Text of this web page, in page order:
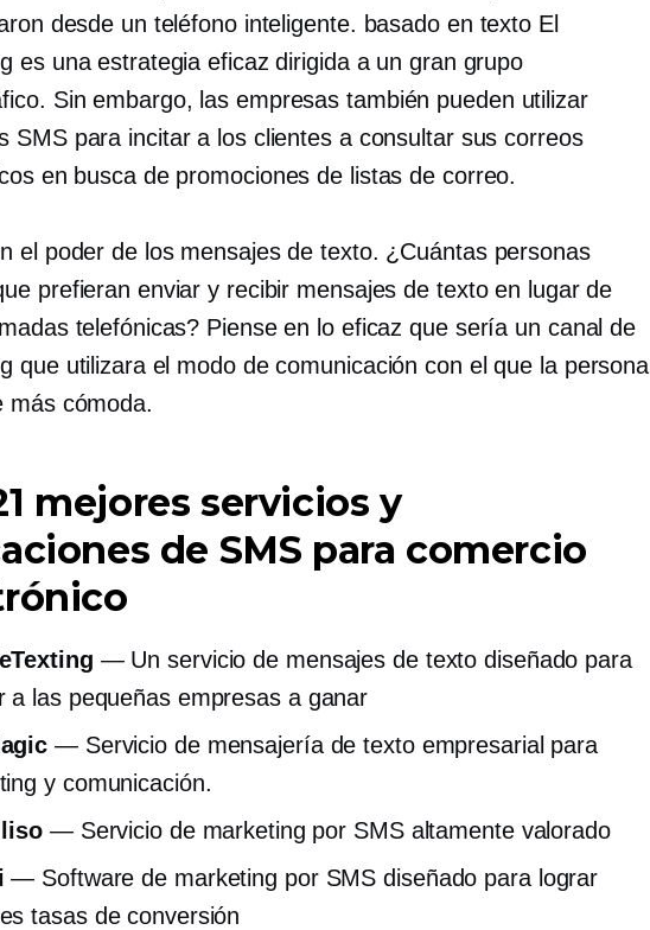
desde un teléfono inteligente. basado en texto El
es una estrategia eficaz dirigida a un gran grupo
Sin embargo, las empresas también pueden utilizar
SMS para incitar a los clientes a consultar sus correos
en busca de promociones de listas de correo.
el poder de los mensajes de texto. ¿Cuántas personas
prefieran enviar y recibir mensajes de texto en lugar de
telefónicas? Piense en lo eficaz que sería un canal de
que utilizara el modo de comunicación con el que la persona
más cómoda.
mejores servicios y
de SMS para comercio
— Un servicio de mensajes de texto diseñado para
a las pequeñas empresas a ganar
— Servicio de mensajería de texto empresarial para
y comunicación.
— Servicio de marketing por SMS altamente valorado
— Software de marketing por SMS diseñado para lograr
tasas de conversión